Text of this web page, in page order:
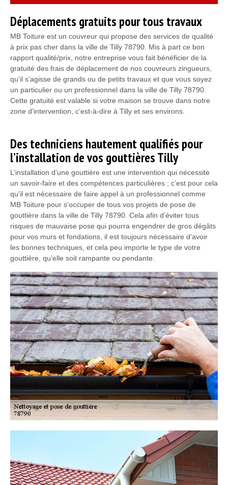
Déplacements gratuits pour tous travaux
MB Toiture est un couvreur qui propose des services de qualité
à prix pas cher dans la ville de Tilly 78790. Mis à part ce bon
rapport qualité/prix, notre entreprise vous fait bénéficier de la
gratuité des frais de déplacement de nos couvreurs zingueurs,
qu’il s’agisse de grands ou de petits travaux et que vous soyez
un particulier ou un professionnel dans la ville de Tilly 78790.
Cette gratuité est valable si votre maison se trouve dans notre
zone d’intervention, c’est-à-dire à Tilly et ses environs.
Des techniciens hautement qualifiés pour
l’installation de vos gouttières Tilly
L’installation d’une gouttière est une intervention qui nécessite
un savoir-faire et des compétences particulières ; c’est pour cela
qu’il est nécessaire de faire appel à un professionnel comme
MB Toiture pour s’occuper de tous vos projets de pose de
gouttière dans la ville de Tilly 78790. Cela afin d’éviter tous
risques de mauvaise pose qui pourra engendrer de gros dégâts
pour vos murs et fondations, il est toujours nécessaire d’avoir
les bonnes techniques, et cela peu importe le type de votre
gouttière, qu’elle soit rampante ou pendante.